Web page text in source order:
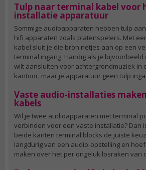
Tulp naar terminal kabel voor
installatie apparatuur
Sommige audioapparaten hebben tulp
hifi apparaten zoals platenspelers. Met
kabel sluit je die bron netjes aan op een
terminal ingang. Handig als je
wilt aansluiten voor achtergrondmuziek in
kantoor, maar je apparatuur geen tulp
Vaste audio-installaties
kabels
Wil je twee audioapparaten met terminal
verbinden voor een vaste installatie? Dan
beide kanten terminal blocks de juiste
langdurig van een audio-opstelling en
maken over het per ongeluk losraken van